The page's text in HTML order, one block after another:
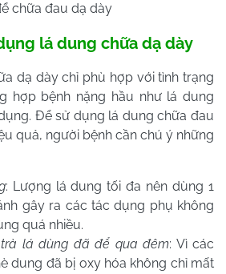
chữa đau dạ dày
lá dung chữa dạ dày
dạ dày chỉ phù hợp với tình trạng
hợp bệnh nặng hầu như lá dung
Để sử dụng lá dung chữa đau
quả, người bệnh cần chú ý những
: Lượng lá dung tối đa nên dùng 1
gây ra các tác dụng phụ không
quá nhiều.
trà lá dùng đã để qua đêm: Vì các
dung đã bị oxy hóa không chỉ mất